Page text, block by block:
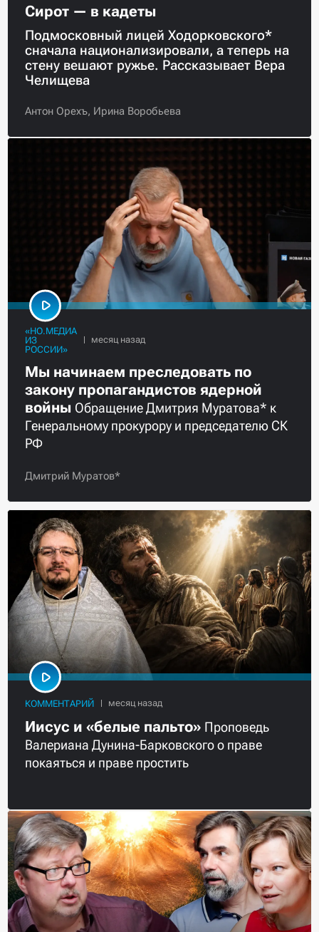
Сирот — в кадеты
Подмосковный лицей Ходорковского*
сначала национализировали, а теперь на
стену вешают ружье. Рассказывает Вера
Челищева
Антон Орехъ, Ирина Воробьева
«НО.МЕДИА
ИЗ
РОССИИ»
Мы начинаем преследовать по
закону пропагандистов ядерной
войны Обращение Дмитрия Муратова* к
Генеральному прокурору и председателю СК
РФ
Дмитрий Муратов*
КОММЕНТАРИЙ
Иисус и «белые пальто» Проповедь
Валериана Дунина-Барковского о праве
покаяться и праве простить